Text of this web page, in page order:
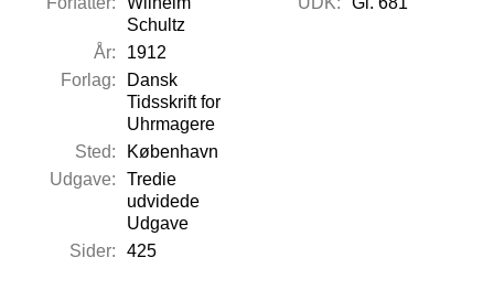
Schultz
År:
1912
Forlag:
Dansk
Tidsskrift for
Uhrmagere
Sted:
København
Udgave:
Tredie
udvidede
Udgave
Sider:
425